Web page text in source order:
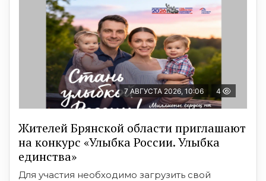
7 АВГУСТА 2026, 10:06 4
Жителей Брянской области приглашают
на конкурс «Улыбка России. Улыбка
единства»
Для участия необходимо загрузить свой